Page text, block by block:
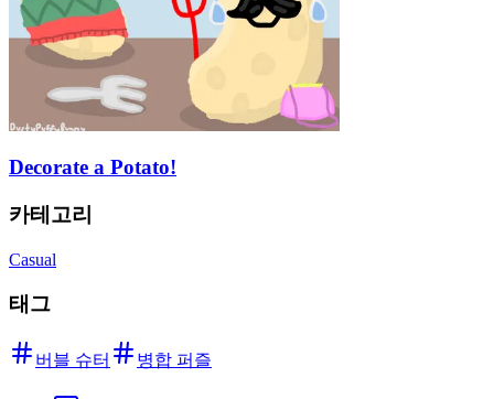
Decorate a Potato!
카테고리
Casual
태그
버블 슈터 병합 퍼즐